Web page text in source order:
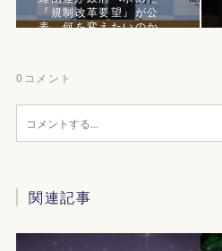
『規制改革要望』が公
表、何を変えたいのか
0 コメント
関連記事